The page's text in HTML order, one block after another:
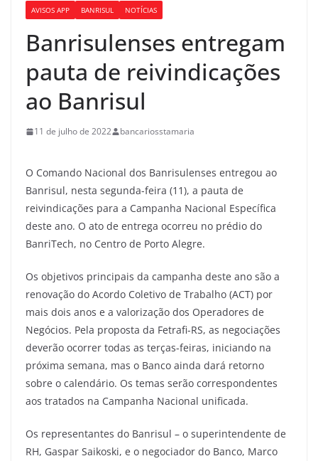
AVISOS APP BANRISUL NOTÍCIAS
Banrisulenses entregam
pauta de reivindicações
ao Banrisul
11 de julho de 2022 bancariosstamaria
O Comando Nacional dos Banrisulenses entregou ao
Banrisul, nesta segunda-feira (11), a pauta de
reivindicações para a Campanha Nacional Específica
deste ano. O ato de entrega ocorreu no prédio do
BanriTech, no Centro de Porto Alegre.
Os objetivos principais da campanha deste ano são a
renovação do Acordo Coletivo de Trabalho (ACT) por
mais dois anos e a valorização dos Operadores de
Negócios. Pela proposta da Fetrafi-RS, as negociações
deverão ocorrer todas as terças-feiras, iniciando na
próxima semana, mas o Banco ainda dará retorno
sobre o calendário. Os temas serão correspondentes
aos tratados na Campanha Nacional unificada.
Os representantes do Banrisul – o superintendente de
RH, Gaspar Saikoski, e o negociador do Banco, Marco